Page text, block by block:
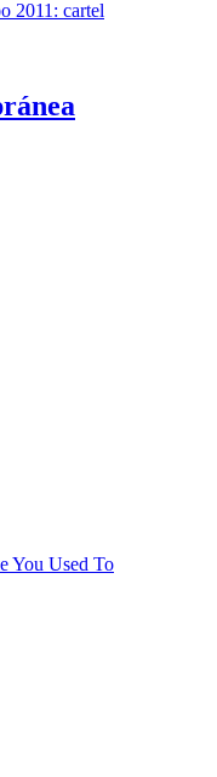
2011: cartel
You Used To